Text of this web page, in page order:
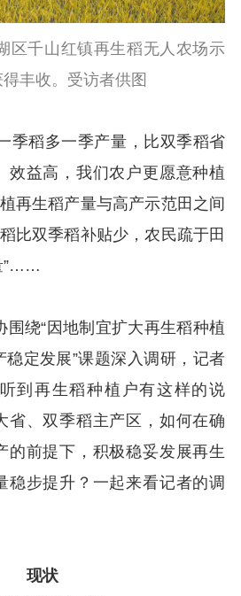
区千山红镇再生稻无人农场示
丰收。受访者供图
季稻多一季产量，比双季稻省
效益高，我们农户更愿意种植
再生稻产量与高产示范田之间
比双季稻补贴少，农民疏于田
”……
围绕“因地制宜扩大再生稻种植
定发展”课题深入调研，记者
到再生稻种植户有这样的说
省、双季稻主产区，如何在确
的前提下，积极稳妥发展再生
稳步提升？一起来看记者的调
现状